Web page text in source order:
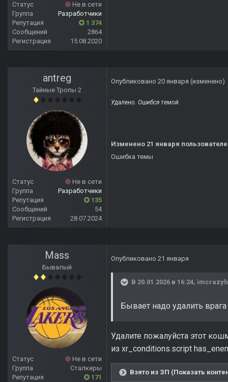
Статус
Не в сети
Группа
Разработчики
Репутация
1 374
Сообщений
2864
Регистрация
15.08.2020
antreg
Тайные Тропы 2
Статус
Не в сети
Группа
Разработчики
Репутация
135
Сообщений
54
Регистрация
28.07.2024
Опубликовано 20 января (изменено)
Удалено. Ошибся темой.
Изменено 21 января
Ошибка темы
Mass
Бывалый
Статус
Не в сети
Группа
Сталкеры
Репутация
171
Опубликовано 21 января
В 20.01.2026 в 16:24,
Бывает надо удалить врага
Удалите пожалуйста этот
из xr_conditions.script
Взято из ЗП (Показать